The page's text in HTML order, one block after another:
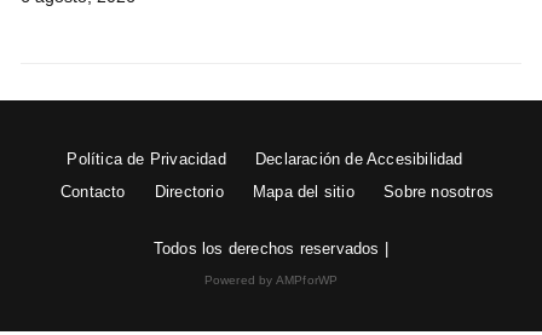
Política de Privacidad
Declaración de Accesibilidad
Contacto
Directorio Mapa del sitio Sobre nosotros
Todos los derechos reservados |
Powered by AMPforWP